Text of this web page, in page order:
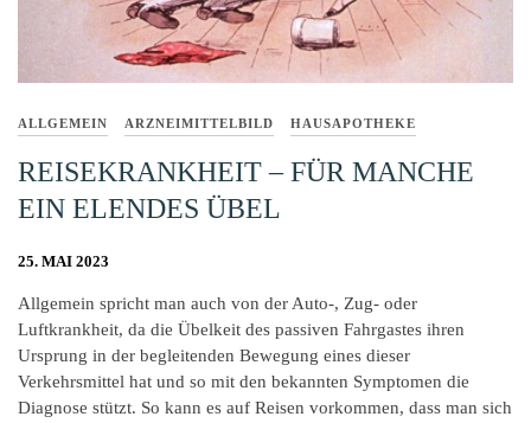
ALLGEMEIN ARZNEIMITTELBILD HAUSAPOTHEKE
REISEKRANKHEIT – FÜR MANCHE
EIN ELENDES ÜBEL
25. MAI 2023
Allgemein spricht man auch von der Auto-, Zug- oder
Luftkrankheit, da die Übelkeit des passiven Fahrgastes ihren
Ursprung in der begleitenden Bewegung eines dieser
Verkehrsmittel hat und so mit den bekannten Symptomen die
Diagnose stützt. So kann es auf Reisen vorkommen, dass man sich